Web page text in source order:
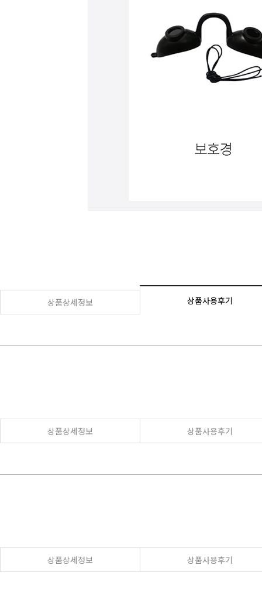
상품상세정보 상품사용후기
상품상세정보 상품사용후기
상품상세정보 상품사용후기